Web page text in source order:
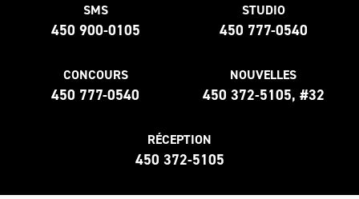
SMS
450 900-0105
STUDIO
450 777-0540
CONCOURS
450 777-0540
NOUVELLES
450 372-5105, #32
RÉCEPTION
450 372-5105